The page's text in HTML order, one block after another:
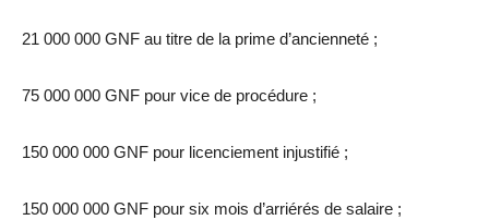
21 000 000 GNF au titre de la prime d’ancienneté ;
75 000 000 GNF pour vice de procédure ;
150 000 000 GNF pour licenciement injustifié ;
150 000 000 GNF pour six mois d’arriérés de salaire ;